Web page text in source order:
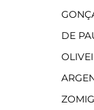
DE